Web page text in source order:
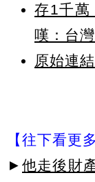
存1千萬
嘆：台
原始連結
【往下看更多
► 他走後財